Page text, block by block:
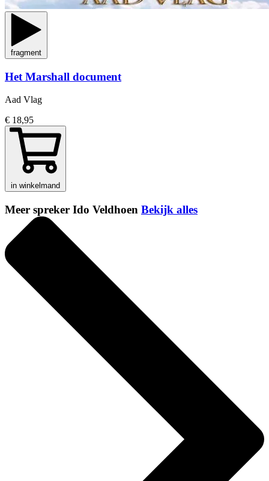
fragment
Het Marshall document
Aad Vlag
€ 18,95
in winkelmand
Meer spreker Ido Veldhoen Bekijk alles